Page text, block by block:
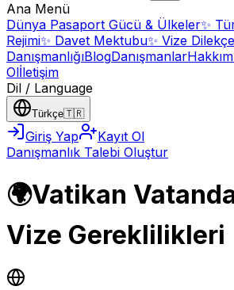
Ana Menü
Dünya Pasaport Gücü & Ülkeler✨
Rejimi✨ Davet Mektubu✨ Vize
DanışmanlığıBlogDanışmanlar
Olİletişim
Dil / Language
Türkçe🇹🇷
Giriş Yap
Kayıt Ol
Danışmanlık Talebi Oluştur
🌍Vatikan
Vize Gereklilikleri